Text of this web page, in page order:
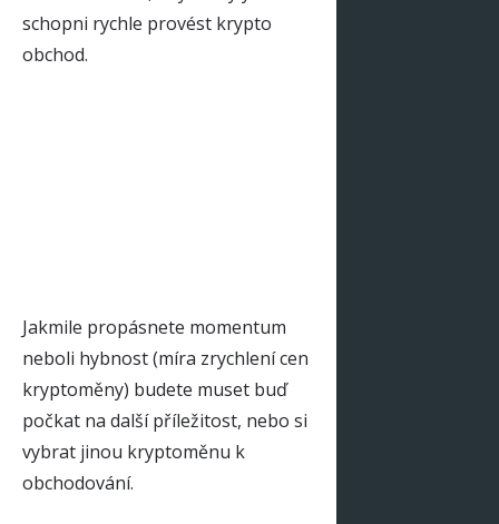
schopni rychle provést krypto
obchod.
Jakmile propásnete momentum
neboli hybnost (míra zrychlení cen
kryptoměny) budete muset buď
počkat na další příležitost, nebo si
vybrat jinou kryptoměnu k
obchodování.